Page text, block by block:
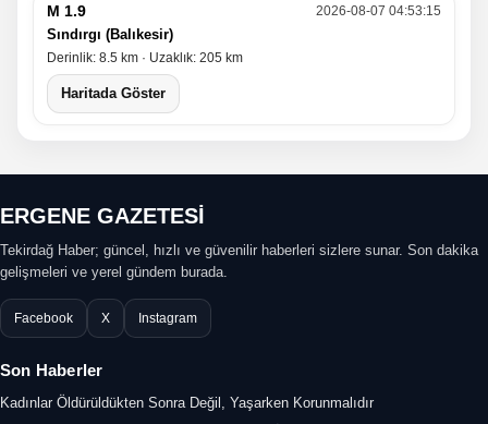
M 1.9 2026-08-07 04:53:15
Sındırgı (Balıkesir)
Derinlik: 8.5 km · Uzaklık: 205 km
Haritada Göster
ERGENE GAZETESİ
Tekirdağ Haber; güncel, hızlı ve güvenilir haberleri sizlere sunar. Son dakika
gelişmeleri ve yerel gündem burada.
Facebook X Instagram
Son Haberler
Kadınlar Öldürüldükten Sonra Değil, Yaşarken Korunmalıdır